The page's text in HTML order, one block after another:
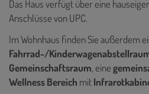
Das Haus verfügt über eine
Anschlüsse von UPC.
Im Wohnhaus finden Sie außerdem
Fahrrad-/
Gemeinschaftsraum, eine
Wellness Bereich mit